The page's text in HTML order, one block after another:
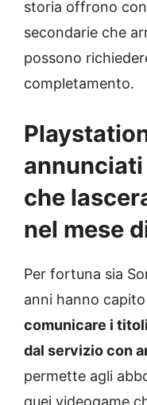
storia offrono
secondarie che
possono
completamento.
che
nel mese
Per fortuna sia
anni hanno
comunicare i
dal servizio con
permette agli
quei videogame